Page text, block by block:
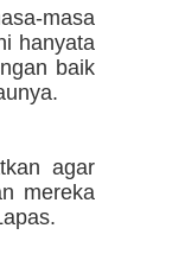
masa
hanyata
baik
agar
mereka